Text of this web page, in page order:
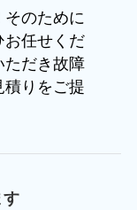
のために
任せくだ
だき故障
りをご提